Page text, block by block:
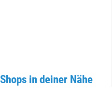
in deiner Nähe